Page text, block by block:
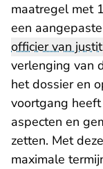
maatregel met
een
officier van
verlenging van
het dossier en
voortgang
aspecten en
zetten. Met
maximale